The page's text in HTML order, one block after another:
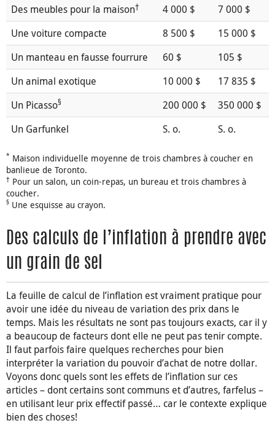
Des meubles pour la maison† 4 000 $
7 000 $
Une voiture compacte
8 500 $
15 000 $
Un manteau en fausse fourrure
60 $
105 $
Un animal exotique
10 000 $
17 835 $
Un Picasso§ 200 000 $
350 000 $
Un Garfunkel
S. o. S. o.
* Maison individuelle moyenne de trois chambres à coucher en
banlieue de Toronto.
† Pour un salon, un coin-repas, un bureau et trois chambres à
coucher.
§ Une esquisse au crayon.
Des calculs de l’inflation à prendre avec
un grain de sel
La feuille de calcul de l’inflation est vraiment pratique pour
avoir une idée du niveau de variation des prix dans le
temps. Mais les résultats ne sont pas toujours exacts, car il y
a beaucoup de facteurs dont elle ne peut pas tenir compte.
Il faut parfois faire quelques recherches pour bien
interpréter la variation du pouvoir d’achat de notre dollar.
Voyons donc quels sont les effets de l’inflation sur ces
articles – dont certains sont communs et d’autres, farfelus –
en utilisant leur prix effectif passé… car le contexte explique
bien des choses!